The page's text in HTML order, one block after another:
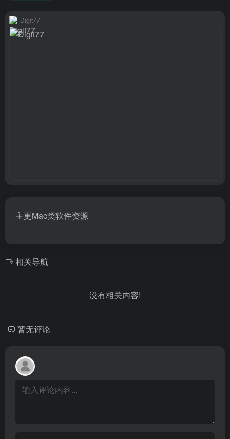
Digit77
主更Mac类软件资源
相关导航
没有相关内容!
暂无评论